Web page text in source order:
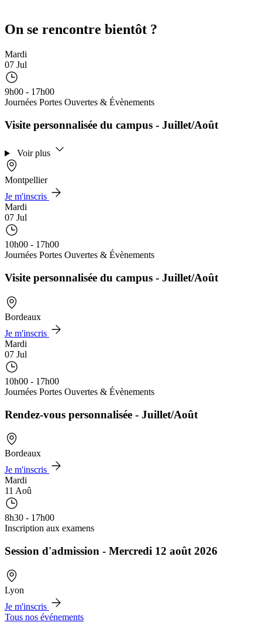
On se rencontre bientôt ?
Mardi
07 Jul
9h00 - 17h00
Journées Portes Ouvertes & Évènements
Visite personnalisée du campus - Juillet/Août
Voir plus
Montpellier
Je m'inscris
Mardi
07 Jul
10h00 - 17h00
Journées Portes Ouvertes & Évènements
Visite personnalisée du campus - Juillet/Août
Bordeaux
Je m'inscris
Mardi
07 Jul
10h00 - 17h00
Journées Portes Ouvertes & Évènements
Rendez-vous personnalisée - Juillet/Août
Bordeaux
Je m'inscris
Mardi
11 Aoû
8h30 - 17h00
Inscription aux examens
Session d'admission - Mercredi 12 août 2026
Lyon
Je m'inscris
Tous nos événements